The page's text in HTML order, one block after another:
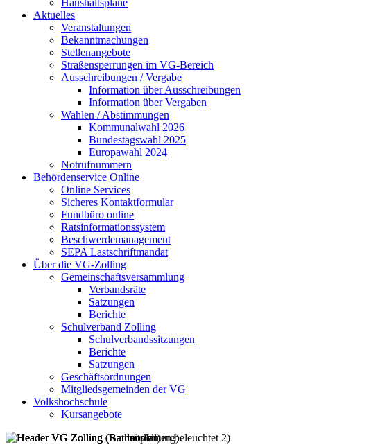
Haushaltspläne
Aktuelles
Veranstaltungen
Bekanntmachungen
Stellenangebote
Straßensperrungen im VG-Bereich
Ausschreibungen / Vergabe
Information über Ausschreibungen
Information über Vergaben
Wahlen / Abstimmungen
Kommunalwahl 2026
Bundestagswahl 2025
Europawahl 2024
Notrufnummern
Behördenservice Online
Online Services
Sicheres Kontaktformular
Fundbüro online
Ratsinformationssystem
Beschwerdemanagement
SEPA Lastschriftmandat
Über die VG-Zolling
Gemeinschaftsversammlung
Verbandsräte
Satzungen
Berichte
Schulverband Zolling
Schulverbandssitzungen
Berichte
Satzungen
Geschäftsordnungen
Mitgliedsgemeinden der VG
Volkshochschule
Kursangebote